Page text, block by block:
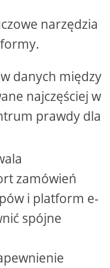
narzędzia
danych między
najczęściej w
prawdy dla
zamówień
i platform e-
spójne